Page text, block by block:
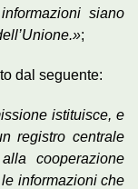
siano
;
dal seguente:
istituisce, e
registro centrale
cooperazione
informazioni che